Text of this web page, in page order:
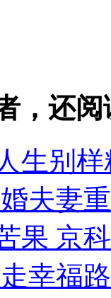
，还
生别
夫妻
果 京
幸福路